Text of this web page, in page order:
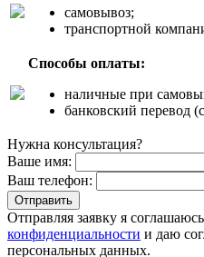
самовывоз;
транспортной
Способы оплаты:
наличные при
банковский перевод
Нужна консультация?
Ваше имя:
Ваш телефон:
Отправляя заявку я
конфиденциальности и даю
персональных данных.